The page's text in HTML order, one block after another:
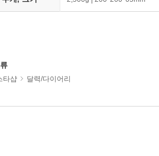
타샵 달력/다이어리